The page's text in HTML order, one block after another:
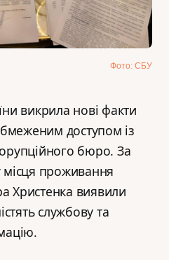
Фото: СБУ
викрила нові факти
доступом із
бюро. За
проживання
Христенка виявили
службову та